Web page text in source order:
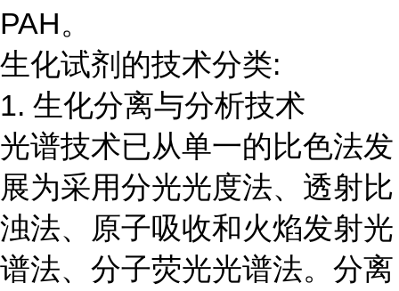
PAH。
生化试剂的技术分类:
1. 生化分离与分析技术
光谱技术已从单一的比色法发
展为采用分光光度法、透射比
浊法、原子吸收和火焰发射光
谱法、分子荧光光谱法。分离